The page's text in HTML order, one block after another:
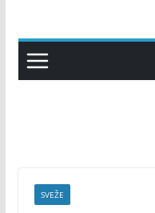
content
SVEŽE